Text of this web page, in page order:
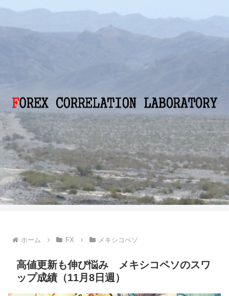
ホーム FX メキシコペソ
高値更新も伸び悩み メキシコペソのスワ
ップ成績（11月8日週）